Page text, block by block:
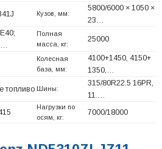
Кузов, мм:
5800/6000 × 1050 ×
23…
Полная
масса, кг:
25000
Колесная
база, мм:
4100+1450, 4150+
1350,…
топливо Шины:
315/80R22.5 16PR,
11.…
Нагрузки по
осям, кг:
7000/18000